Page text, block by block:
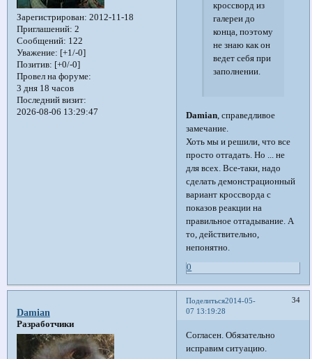
Зарегистрирован: 2012-11-18
Приглашений: 2
Сообщений: 122
Уважение: [+1/-0]
Позитив: [+0/-0]
Провел на форуме:
3 дня 18 часов
Последний визит:
2026-08-06 13:29:47
кроссворд из
галереи до
конца, поэтому
не знаю как он
ведет себя при
заполнении.
Damian , справедливое
замечание.
Хоть мы и решили, что все
просто отгадать. Но ... не
для всех. Все-таки, надо
сделать демонстрационный
вариант кроссворда с
показов реакции на
правильное отгадывание. А
то, действительно,
непонятно.
0
Поделиться 34
2014-05-
07 13:19:28
Damian
Разработчики
Согласен. Обязательно
исправим ситуацию.